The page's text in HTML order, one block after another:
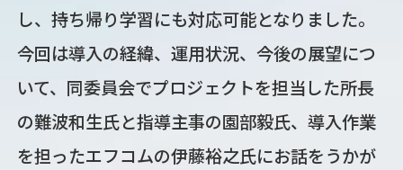
し、持ち帰り学習にも対応可能となりました。
今回は導入の経緯、運用状況、今後の展望につ
いて、同委員会でプロジェクトを担当した所長
の難波和生氏と指導主事の園部毅氏、導入作業
を担ったエフコムの伊藤裕之氏にお話をうかが